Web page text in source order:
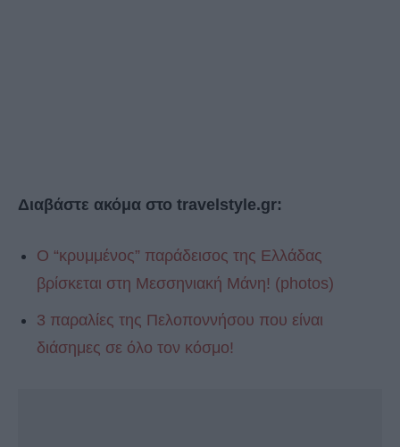
Διαβάστε ακόμα στο travelstyle.gr:
Ο “κρυμμένος” παράδεισος της Ελλάδας
βρίσκεται στη Μεσσηνιακή Μάνη! (photos)
3 παραλίες της Πελοποννήσου που είναι
διάσημες σε όλο τον κόσμο!